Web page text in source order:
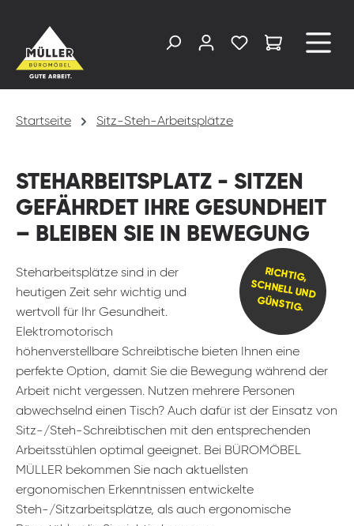
Startseite Sitz-Steh-Arbeitsplätze
STEHARBEITSPLATZ - SITZEN
GEFÄHRDET IHRE GESUNDHEIT
– BLEIBEN SIE IN BEWEGUNG
RICHTIG,
SCHNELL UND
GÜNSTIG.
Steharbeitsplätze sind in der
heutigen Zeit sehr wichtig und
wertvoll für Ihr Gesundheit.
Elektromotorisch
höhenverstellbare Schreibtische bieten Ihnen eine
perfekte Option, damit Sie die Bewegung während der
Arbeit nicht vergessen. Nutzen mehrere Personen
abwechselnd einen Tisch? Auch dafür ist der Einsatz von
Sitz-/Steh-Schreibtischen mit den entsprechenden
Arbeitsstühlen optimal geeignet. Bei BÜROMÖBEL
MÜLLER bekommen Sie nach aktuellsten
ergonomischen Erkenntnissen entwickelte
Steh-/Sitzarbeitsplätze, als auch ergonomische